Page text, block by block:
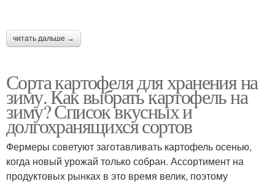
читать дальше →
Сорта картофеля для хранения на
зиму. Как выбрать картофель на
зиму? Список вкусных и
долгохранящихся сортов
Фермеры советуют заготавливать картофель осенью,
когда новый урожай только собран. Ассортимент на
продуктовых рынках в это время велик, поэтому